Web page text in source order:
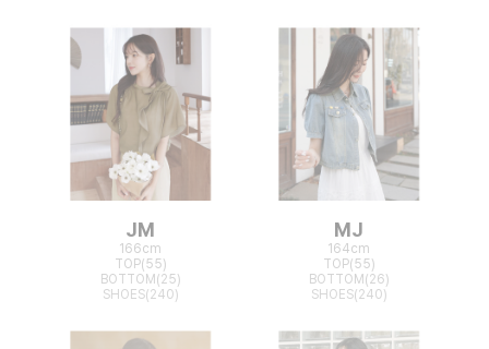
JM
166cm
TOP(55)
BOTTOM(25)
SHOES(240)
MJ
164cm
TOP(55)
BOTTOM(26)
SHOES(240)